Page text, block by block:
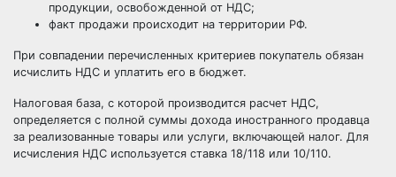
продукции, освобожденной от НДС;
факт продажи происходит на территории РФ.
При совпадении перечисленных критериев покупатель обязан
исчислить НДС и уплатить его в бюджет.
Налоговая база, с которой производится расчет НДС,
определяется с полной суммы дохода иностранного продавца
за реализованные товары или услуги, включающей налог. Для
исчисления НДС используется ставка 18/118 или 10/110.